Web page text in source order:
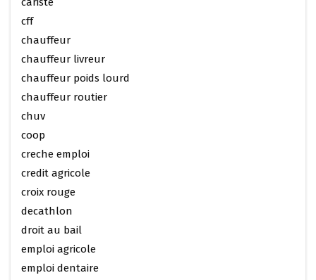
cff
chauffeur
chauffeur livreur
chauffeur poids lourd
chauffeur routier
chuv
coop
creche emploi
credit agricole
croix rouge
decathlon
droit au bail
emploi agricole
emploi dentaire